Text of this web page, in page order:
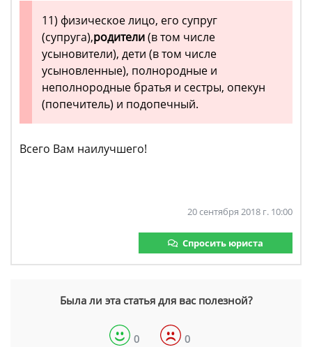
11) физическое лицо, его супруг
(супруга),родители(в том числе
усыновители), дети (в том числе
усыновленные), полнородные и
неполнородные братья и сестры, опекун
(попечитель) и подопечный.
Всего Вам наилучшего!
20 сентября 2018 г. 10:00
Спросить юриста
Была ли эта статья для вас полезной?
0 0